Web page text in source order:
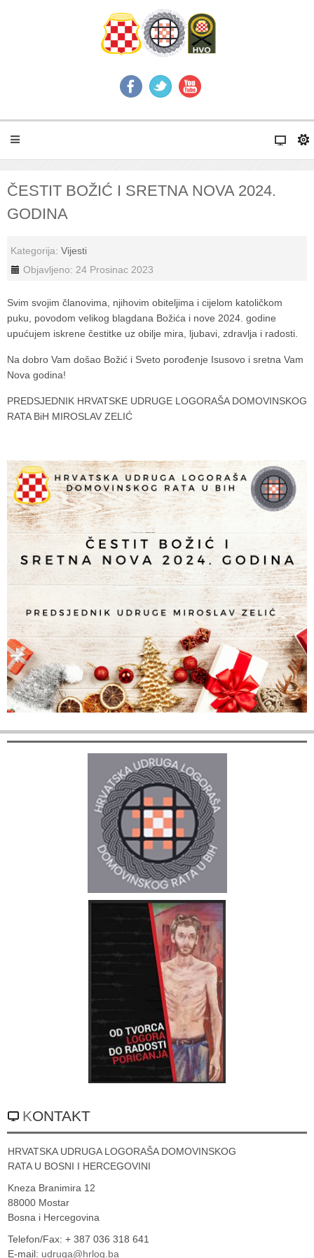
ČESTIT BOŽIĆ I SRETNA NOVA 2024.
GODINA
Kategorija: Vijesti
Objavljeno: 24 Prosinac 2023
Svim svojim članovima, njihovim obiteljima i cijelom katoličkom
puku, povodom velikog blagdana Božića i nove 2024. godine
upućujem iskrene čestitke uz obilje mira, ljubavi, zdravlja i radosti.
Na dobro Vam došao Božić i Sveto porođenje Isusovo i sretna Vam
Nova godina!
PREDSJEDNIK HRVATSKE UDRUGE LOGORAŠA DOMOVINSKOG
RATA BiH MIROSLAV ZELIĆ
KONTAKT
HRVATSKA UDRUGA LOGORAŠA DOMOVINSKOG
RATA U BOSNI I HERCEGOVINI
Kneza Branimira 12
88000 Mostar
Bosna i Hercegovina
Telefon/Fax: + 387 036 318 641
E-mail: udruga@hrlog.ba